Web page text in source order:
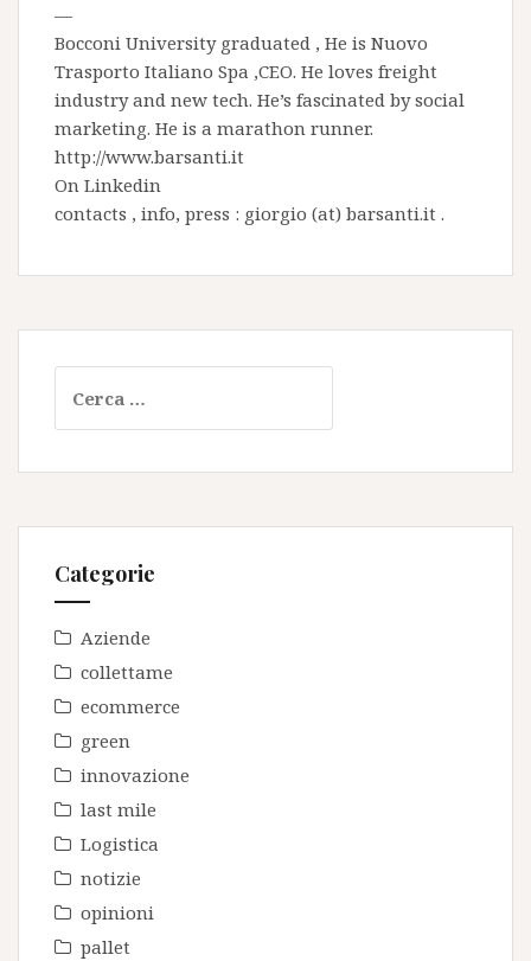
—
Bocconi University graduated , He is Nuovo
Trasporto Italiano Spa ,CEO. He loves freight
industry and new tech. He’s fascinated by social
marketing. He is a marathon runner.
http://www.barsanti.it
On Linkedin
contacts , info, press : giorgio (at) barsanti.it .
per:
Categorie
Aziende
collettame
ecommerce
green
innovazione
last mile
Logistica
notizie
opinioni
pallet